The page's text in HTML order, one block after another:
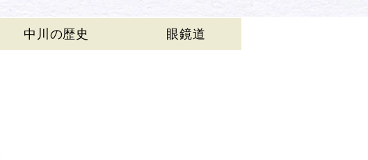
中川の歴史 眼鏡道